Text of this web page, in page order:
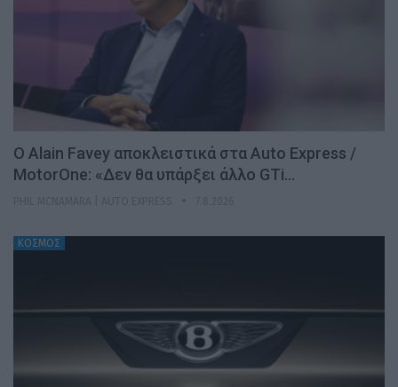
Ο Alain Favey αποκλειστικά στα Auto Express /
MotorOne: «Δεν θα υπάρξει άλλο GTi…
ΚΟΣΜΟΣ